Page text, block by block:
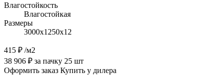
Влагостойкость
Влагостойкая
Размеры
3000х1250х12
415 ₽ /м2
38 906 ₽ за пачку 25 шт
Оформить заказ Купить у дилера